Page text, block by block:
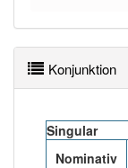
Wörter mit
anderen
95% unserer
korrekt erraten.
Konjunktion
Singular
Nominativ